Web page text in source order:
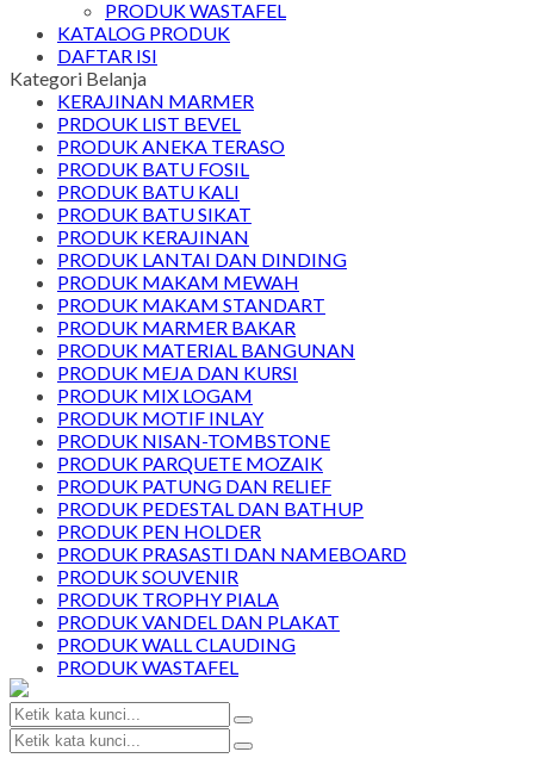
PRODUK WASTAFEL
KATALOG PRODUK
DAFTAR ISI
Kategori Belanja
KERAJINAN MARMER
PRDOUK LIST BEVEL
PRODUK ANEKA TERASO
PRODUK BATU FOSIL
PRODUK BATU KALI
PRODUK BATU SIKAT
PRODUK KERAJINAN
PRODUK LANTAI DAN DINDING
PRODUK MAKAM MEWAH
PRODUK MAKAM STANDART
PRODUK MARMER BAKAR
PRODUK MATERIAL BANGUNAN
PRODUK MEJA DAN KURSI
PRODUK MIX LOGAM
PRODUK MOTIF INLAY
PRODUK NISAN-TOMBSTONE
PRODUK PARQUETE MOZAIK
PRODUK PATUNG DAN RELIEF
PRODUK PEDESTAL DAN BATHUP
PRODUK PEN HOLDER
PRODUK PRASASTI DAN NAMEBOARD
PRODUK SOUVENIR
PRODUK TROPHY PIALA
PRODUK VANDEL DAN PLAKAT
PRODUK WALL CLAUDING
PRODUK WASTAFEL